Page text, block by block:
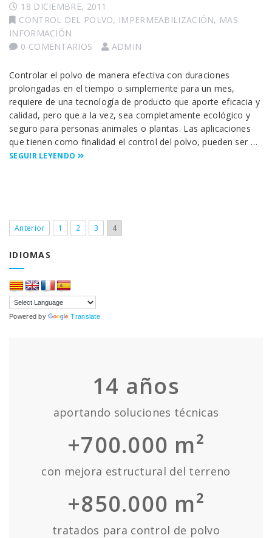
18 DICIEMBRE, 2011
CONTROL DEL POLVO, IMPERMEABILIZACIÓN, MAS
INFORMACIÓN
0 COMENTARIOS
ADMIN
Controlar el polvo de manera efectiva con duraciones
prolongadas en el tiempo o simplemente para un mes,
requiere de una tecnología de producto que aporte eficacia y
calidad, pero que a la vez, sea completamente ecológico y
seguro para personas animales o plantas. Las aplicaciones
que tienen como finalidad el control del polvo, pueden ser …
SEGUIR LEYENDO
Anterior 1 2 3 4
IDIOMAS
Powered by Translate
14 años
aportando soluciones técnicas
+700.000 m²
con mejora estructural del terreno
+850.000 m²
tratados para control de polvo